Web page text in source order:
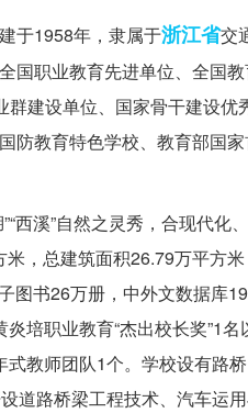
于1958年，隶属于浙江省交
国职业教育先进单位、全国
群建设单位、国家骨干建设
防教育特色学校、教育部国
西溪”自然之灵秀，合现代化
，总建筑面积26.79万平方
图书26万册，中外文数据库
培职业教育“杰出校长奖”1
教师团队1个。学校设有路
道路桥梁工程技术、汽车运